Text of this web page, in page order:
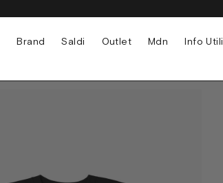
Brand Saldi Outlet Mdn
Info Utili